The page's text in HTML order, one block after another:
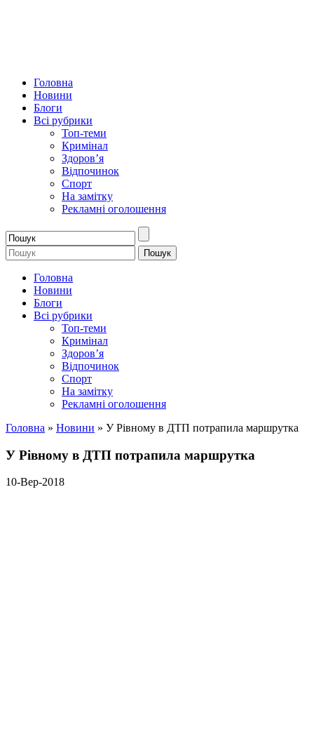
Головна
Новини
Блоги
Всі рубрики
Топ-теми
Кримінал
Здоров’я
Відпочинок
Спорт
На замітку
Рекламні оголошення
Головна
Новини
Блоги
Всі рубрики
Топ-теми
Кримінал
Здоров’я
Відпочинок
Спорт
На замітку
Рекламні оголошення
Головна » Новини » У Рівному в ДТП потрапила маршрутка
У Рівному в ДТП потрапила маршрутка
10-Вер-2018